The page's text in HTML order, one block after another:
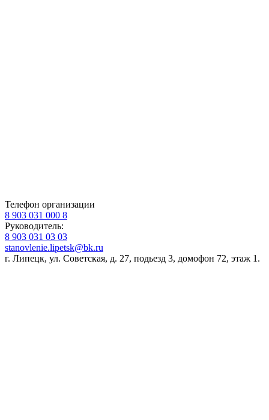
Телефон организации
8 903 031 000 8
Руководитель:
8 903 031 03 03
stanovlenie.lipetsk@bk.ru
г. Липецк, ул. Советская, д. 27, подьезд 3, домофон 72, этаж 1.